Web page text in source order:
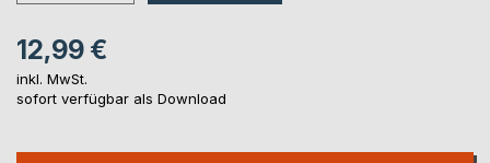
12,99 €
inkl. MwSt.
sofort verfügbar als Download